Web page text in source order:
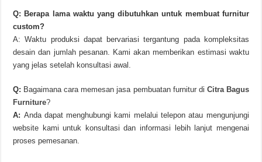
Q: Berapa lama waktu yang dibutuhkan untuk membuat furnitur
custom?
A: Waktu produksi dapat bervariasi tergantung pada kompleksitas
desain dan jumlah pesanan. Kami akan memberikan estimasi waktu
yang jelas setelah konsultasi awal.
Q: Bagaimana cara memesan jasa pembuatan furnitur di Citra Bagus
Furniture?
A: Anda dapat menghubungi kami melalui telepon atau mengunjungi
website kami untuk konsultasi dan informasi lebih lanjut mengenai
proses pemesanan.